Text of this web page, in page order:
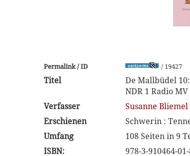
Permalink / ID / 19427
Titel
De Mallbüdel
NDR 1 Radio MV
Verfasser
Susanne Bliemel
Erschienen
Schwerin :
Umfang
108 Seiten in 9
ISBN:
978-3-910464-